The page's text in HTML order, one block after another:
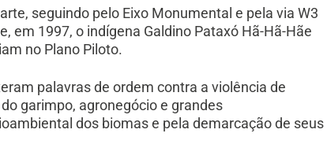
seguindo pelo Eixo Monumental e pela via W3
em 1997, o indígena Galdino Pataxó Hã-Hã-Hãe
no Plano Piloto.
palavras de ordem contra a violência de
garimpo, agronegócio e grandes
dos biomas e pela demarcação de seus